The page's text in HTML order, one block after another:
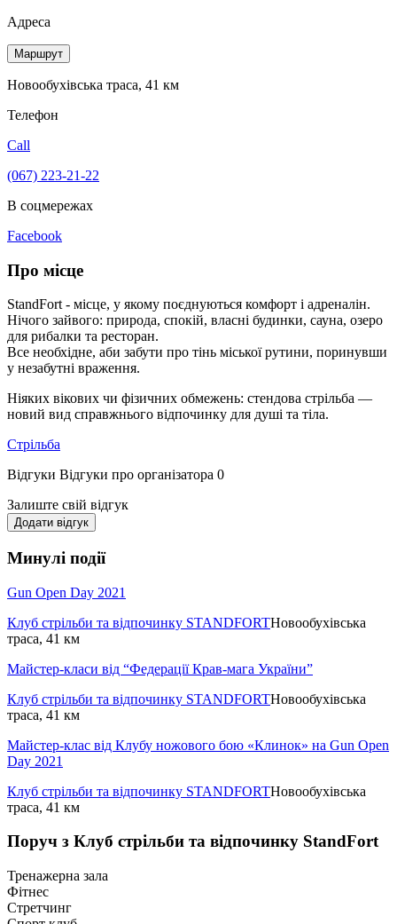
Адреса
Маршрут
Новообухівська траса, 41 км
Телефон
Call
(067) 223-21-22
В соцмережах
Facebook
Про місце
StandFort - місце, у якому поєднуються комфорт і адреналін.
Нічого зайвого: природа, спокій, власні будинки, сауна, озеро
для рибалки та ресторан.
Все необхідне, аби забути про тінь міської рутини, поринувши
у незабутні враження.
Ніяких вікових чи фізичних обмежень: стендова стрільба —
новий вид справжнього відпочинку для душі та тіла.
Стрільба
Відгуки Відгуки про організатора 0
Залиште свій відгук
Додати відгук
Минулі події
Gun Open Day 2021
Клуб стрільби та відпочинку STANDFORTНовообухівська
траса, 41 км
Майстер-класи від “Федерації Крав-мага України”
Клуб стрільби та відпочинку STANDFORTНовообухівська
траса, 41 км
Майстер-клас від Клубу ножового бою «Клинок» на Gun Open
Day 2021
Клуб стрільби та відпочинку STANDFORTНовообухівська
траса, 41 км
Поруч з Клуб стрільби та відпочинку StandFort
Тренажерна зала
Фітнес
Стретчинг